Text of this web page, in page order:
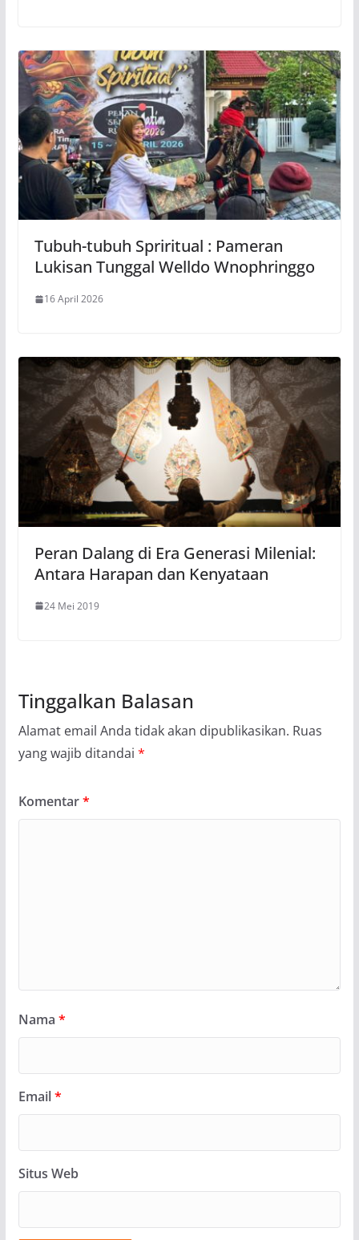
Tubuh-tubuh Spriritual : Pameran
Lukisan Tunggal Welldo Wnophringgo
16 April 2026
Peran Dalang di Era Generasi Milenial:
Antara Harapan dan Kenyataan
24 Mei 2019
Tinggalkan Balasan
Alamat email Anda tidak akan dipublikasikan. Ruas
yang wajib ditandai *
Komentar*
Nama *
Email*
Situs Web